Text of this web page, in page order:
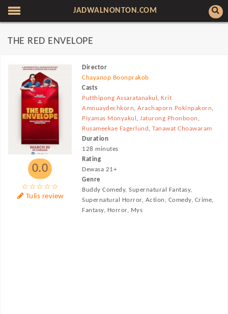
JADWALNONTON.COM
THE RED ENVELOPE
0.0
Tulis review
Director
Chayanop Boonprakob
Casts
Putthipong Assaratanakul ,Krit
Amnuaydechkorn,Arachaporn Pokinpakorn,
Piyamas Monyakul ,Jaturong Phonboon ,
Rusameekae Fagerlund ,Tanawat Choawaram
Duration
128 minutes
Rating
Dewasa 21+
Genre
Buddy Comedy, Supernatural Fantasy,
Supernatural Horror, Action, Comedy, Crime,
Fantasy, Horror, Mys